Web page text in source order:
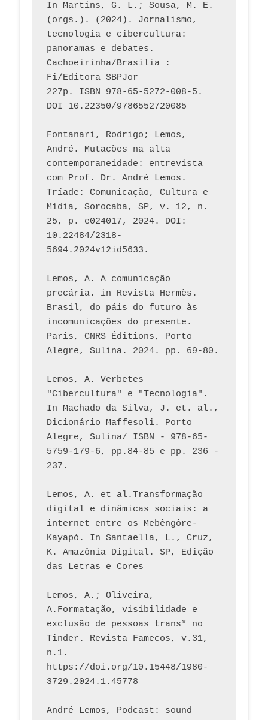
In Martins, G. L.; Sousa, M. E.
(orgs.). (2024). Jornalismo,
tecnologia e cibercultura:
panoramas e debates.
Cachoeirinha/Brasília :
Fi/Editora SBPJor
227p. ISBN 978-65-5272-008-5.
DOI 10.22350/9786552720085
Fontanari, Rodrigo; Lemos,
André. Mutações na alta
contemporaneidade: entrevista
com Prof. Dr. André Lemos.
Tríade: Comunicação, Cultura e
Mídia, Sorocaba, SP, v. 12, n.
25, p. e024017, 2024. DOI:
10.22484/2318-
5694.2024v12id5633.
Lemos, A. A comunicação
precária. in Revista Hermès.
Brasil, do páis do futuro às
incomunicações do presente.
Paris, CNRS Éditions, Porto
Lemos, A. Verbetes
"Cibercultura" e "Tecnologia".
In Machado da Silva, J. et. al.,
Dicionário Maffesoli. Porto
Alegre, Sulina/ ISBN - 978-65-
5759-179-6, pp.84-85 e pp. 236 -
237.
Lemos, A. et al.Transformação
digital e dinâmicas sociais: a
internet entre os Mebêngôre-
Kayapó. In Santaella, L., Cruz,
K. Amazônia Digital. SP, Edição
das Letras e Cores
Lemos, A.; Oliveira,
A.Formatação, visibilidade e
exclusão de pessoas trans* no
Tinder. Revista Famecos, v.31,
n.1.
https://doi.org/10.15448/1980-
3729.2024.1.45778
André Lemos, Podcast: sound